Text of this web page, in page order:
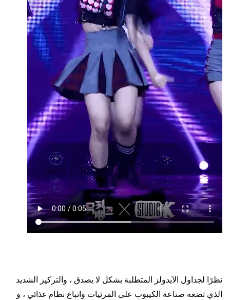
نظرًا لجداول الآيدولز المتطلبة بشكل لا يصدق ، والتركيز الشديد
الذي تضعه صناعة الكيبوب على المرئيات واتباع نظام غذائي ، و